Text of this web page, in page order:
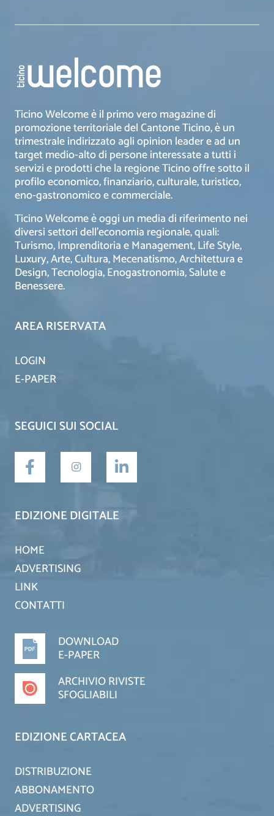
Ticino Welcome è il primo vero magazine di
promozione territoriale del Cantone Ticino, è un
trimestrale indirizzato agli opinion leader e ad un
target medio-alto di persone interessate a tutti i
servizi e prodotti che la regione Ticino offre sotto il
profilo economico, finanziario, culturale, turistico,
eno-gastronomico e commerciale.
Ticino Welcome è oggi un media di riferimento nei
diversi settori dell’economia regionale, quali:
Turismo, Imprenditoria e Management, Life Style,
Luxury, Arte, Cultura, Mecenatismo, Architettura e
Design, Tecnologia, Enogastronomia, Salute e
Benessere.
AREA RISERVATA
LOGIN
E-PAPER
SEGUICI SUI SOCIAL
EDIZIONE DIGITALE
HOME
ADVERTISING
LINK
CONTATTI
DOWNLOAD
E-PAPER
ARCHIVIO RIVISTE
SFOGLIABILI
EDIZIONE CARTACEA
DISTRIBUZIONE
ABBONAMENTO
ADVERTISING